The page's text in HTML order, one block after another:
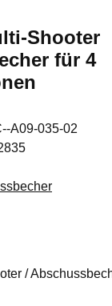
Shooter
für 4
A09-035-02
/